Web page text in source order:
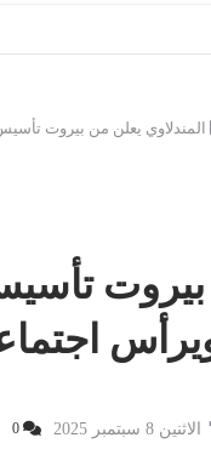
المندلاوي يعلن من بيروت
بيروت
الاثنين 8 سبتمبر 2025 0